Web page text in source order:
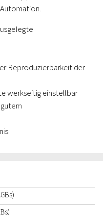
Reproduzierbarkeit der
werkseitig einstellbar